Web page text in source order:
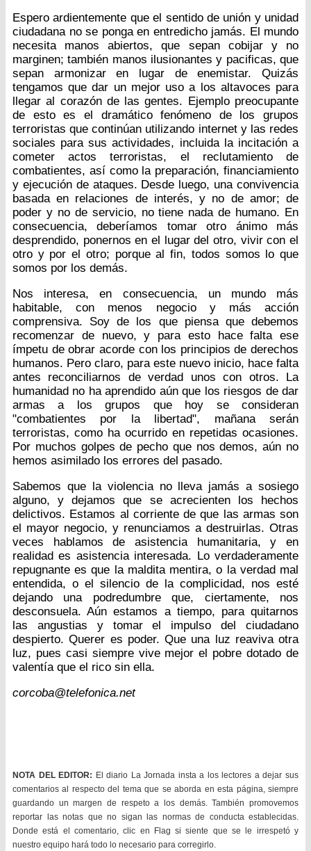
Espero ardientemente que el sentido de unión y unidad
ciudadana no se ponga en entredicho jamás. El mundo
necesita manos abiertos, que sepan cobijar y no
marginen; también manos ilusionantes y pacificas, que
sepan armonizar en lugar de enemistar. Quizás
tengamos que dar un mejor uso a los altavoces para
llegar al corazón de las gentes. Ejemplo preocupante
de esto es el dramático fenómeno de los grupos
terroristas que continúan utilizando internet y las redes
sociales para sus actividades, incluida la incitación a
cometer actos terroristas, el reclutamiento de
combatientes, así como la preparación, financiamiento
y ejecución de ataques. Desde luego, una convivencia
basada en relaciones de interés, y no de amor; de
poder y no de servicio, no tiene nada de humano. En
consecuencia, deberíamos tomar otro ánimo más
desprendido, ponernos en el lugar del otro, vivir con el
otro y por el otro; porque al fin, todos somos lo que
somos por los demás.
Nos interesa, en consecuencia, un mundo más
habitable, con menos negocio y más acción
comprensiva. Soy de los que piensa que debemos
recomenzar de nuevo, y para esto hace falta ese
ímpetu de obrar acorde con los principios de derechos
humanos. Pero claro, para este nuevo inicio, hace falta
antes reconciliarnos de verdad unos con otros. La
humanidad no ha aprendido aún que los riesgos de dar
armas a los grupos que hoy se consideran
"combatientes por la libertad", mañana serán
terroristas, como ha ocurrido en repetidas ocasiones.
Por muchos golpes de pecho que nos demos, aún no
hemos asimilado los errores del pasado.
Sabemos que la violencia no lleva jamás a sosiego
alguno, y dejamos que se acrecienten los hechos
delictivos. Estamos al corriente de que las armas son
el mayor negocio, y renunciamos a destruirlas. Otras
veces hablamos de asistencia humanitaria, y en
realidad es asistencia interesada. Lo verdaderamente
repugnante es que la maldita mentira, o la verdad mal
entendida, o el silencio de la complicidad, nos esté
dejando una podredumbre que, ciertamente, nos
desconsuela. Aún estamos a tiempo, para quitarnos
las angustias y tomar el impulso del ciudadano
despierto. Querer es poder. Que una luz reaviva otra
luz, pues casi siempre vive mejor el pobre dotado de
valentía que el rico sin ella.
corcoba@telefonica.net
NOTA DEL EDITOR: El diario La Jornada insta a los lectores a dejar sus
comentarios al respecto del tema que se aborda en esta página, siempre
guardando un margen de respeto a los demás. También promovemos
reportar las notas que no sigan las normas de conducta establecidas.
Donde está el comentario, clic en Flag si siente que se le irrespetó y
nuestro equipo hará todo lo necesario para corregirlo.